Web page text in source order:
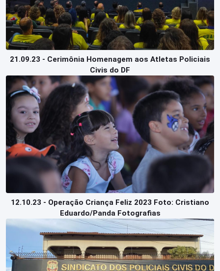
21.09.23 - Cerimônia Homenagem aos Atletas Policiais
Civis do DF
12.10.23 - Operação Criança Feliz 2023 Foto: Cristiano
Eduardo/Panda Fotografias